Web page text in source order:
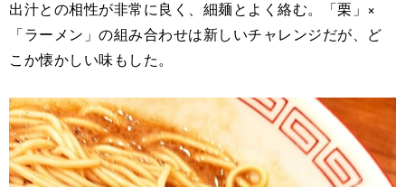
出汁との相性が非常に良く、細麺とよく絡む。「栗」×
「ラーメン」の組み合わせは新しいチャレンジだが、ど
こか懐かしい味もした。